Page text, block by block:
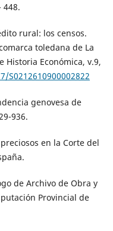
448.
rural: los censos.
toledana de La
Historia Económica, v.9,
S0212610900002822
genovesa de
936.
en la Corte del
de Archivo de Obra y
Provincial de